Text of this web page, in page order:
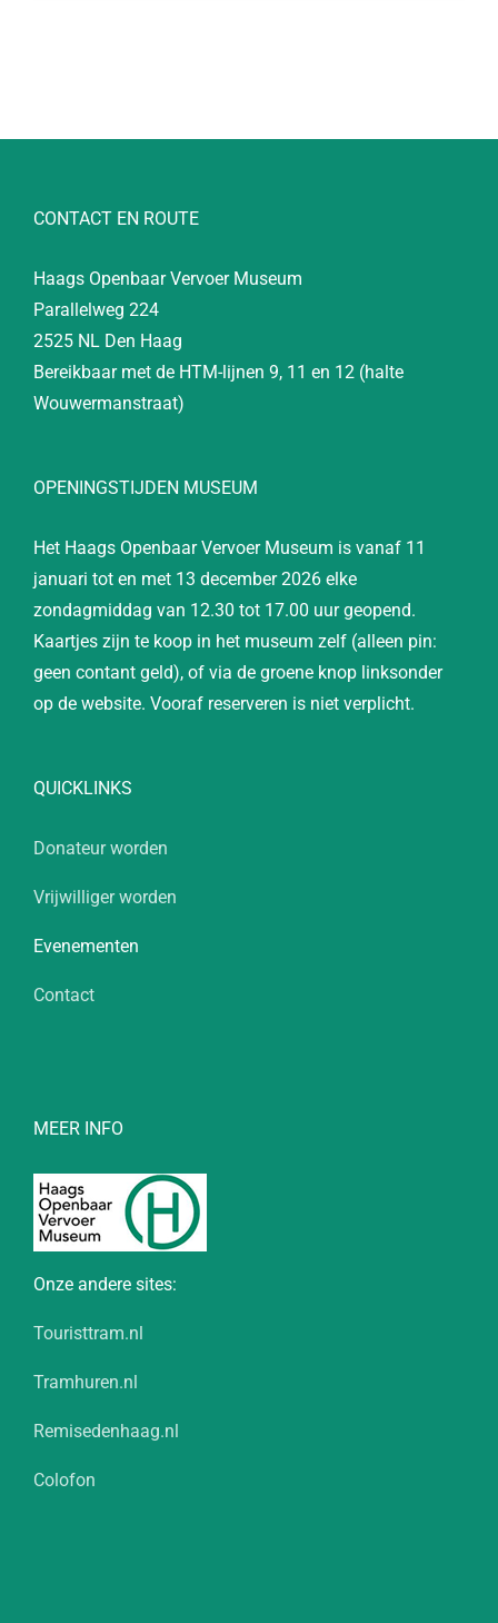
CONTACT EN ROUTE
Haags Openbaar Vervoer Museum
Parallelweg 224
2525 NL Den Haag
Bereikbaar met de HTM-lijnen 9, 11 en 12 (halte
Wouwermanstraat)
OPENINGSTIJDEN MUSEUM
Het Haags Openbaar Vervoer Museum is vanaf 11
januari tot en met 13 december 2026 elke
zondagmiddag van 12.30 tot 17.00 uur geopend.
Kaartjes zijn te koop in het museum zelf (alleen pin:
geen contant geld), of via de groene knop linksonder
op de website. Vooraf reserveren is niet verplicht.
QUICKLINKS
Donateur worden
Vrijwilliger worden
Evenementen
Contact
MEER INFO
Onze andere sites:
Touristtram.nl
Tramhuren.nl
Remisedenhaag.nl
Colofon